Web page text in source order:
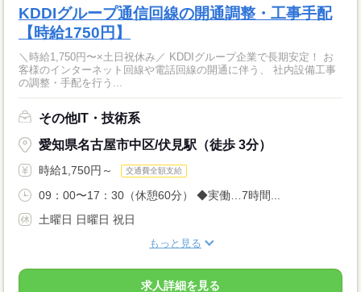
KDDIグループ通信回線の開通調整・工事手配
【時給1750円】
＼時給1,750円〜×土日祝休み／ KDDIグループ企業で長期安定！ お
客様のインターネット回線や電話回線の開通に伴う、 社内設備工事
の調整・手配を行う...
その他IT・技術系
愛知県名古屋市中区/伏見駅（徒歩 3分）
時給1,750円～ 交通費全額支給
09：00〜17：30（休憩60分） ◆実働…7時間...
土曜日 日曜日 祝日
もっと見る
求人詳細を見る